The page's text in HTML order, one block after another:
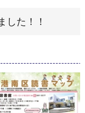
した！！